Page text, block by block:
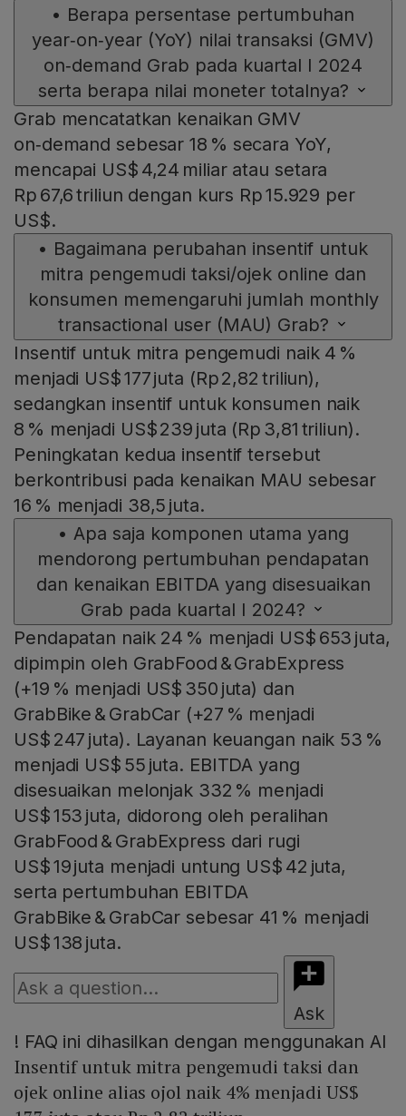
• Berapa persentase pertumbuhan
year‑on‑year (YoY) nilai transaksi (GMV)
on‑demand Grab pada kuartal I 2024
serta berapa nilai moneter totalnya?
Grab mencatatkan kenaikan GMV
on‑demand sebesar 18 % secara YoY,
mencapai US$ 4,24 miliar atau setara
Rp 67,6 triliun dengan kurs Rp 15.929 per
US$.
• Bagaimana perubahan insentif untuk
mitra pengemudi taksi/ojek online dan
konsumen memengaruhi jumlah monthly
transactional user (MAU) Grab?
Insentif untuk mitra pengemudi naik 4 %
menjadi US$ 177 juta (Rp 2,82 triliun),
sedangkan insentif untuk konsumen naik
8 % menjadi US$ 239 juta (Rp 3,81 triliun).
Peningkatan kedua insentif tersebut
berkontribusi pada kenaikan MAU sebesar
16 % menjadi 38,5 juta.
• Apa saja komponen utama yang
mendorong pertumbuhan pendapatan
dan kenaikan EBITDA yang disesuaikan
Grab pada kuartal I 2024?
Pendapatan naik 24 % menjadi US$ 653 juta,
dipimpin oleh GrabFood & GrabExpress
(+19 % menjadi US$ 350 juta) dan
GrabBike & GrabCar (+27 % menjadi
US$ 247 juta). Layanan keuangan naik 53 %
menjadi US$ 55 juta. EBITDA yang
disesuaikan melonjak 332 % menjadi
US$ 153 juta, didorong oleh peralihan
GrabFood & GrabExpress dari rugi
US$ 19 juta menjadi untung US$ 42 juta,
serta pertumbuhan EBITDA
GrabBike & GrabCar sebesar 41 % menjadi
US$ 138 juta.
Ask
! FAQ ini dihasilkan dengan menggunakan AI
Insentif untuk mitra pengemudi taksi dan
ojek online alias ojol naik 4% menjadi US$